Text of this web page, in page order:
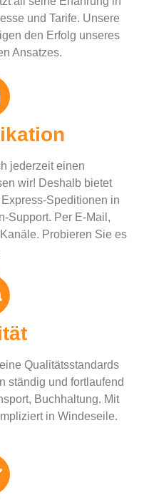
und Tarife. Unsere
den Erfolg unseres
Ansatzes.
jederzeit einen
wir! Deshalb bietet
Speditionen in
Support. Per E-Mail,
Probieren Sie es
Qualitätsstandards
ständig und fortlaufend
Buchhaltung. Mit
in Windeseile.